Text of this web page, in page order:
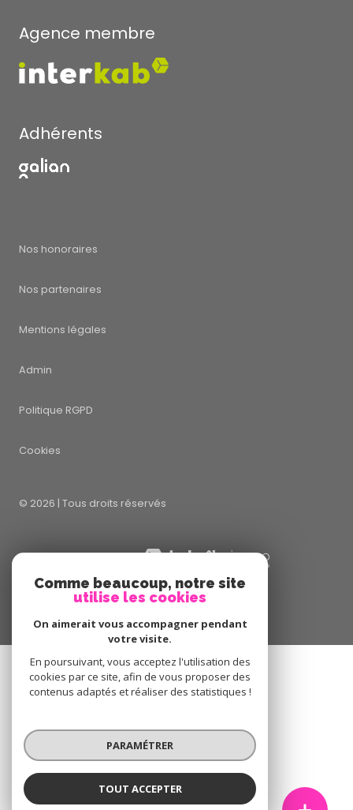
AMJ IMMO
09 50 29 42 44
contact@amj-immo34.com
34130 Carnon
Adhérents
Nos honoraires
Mentions légales
Politique RGPD
Cookies
© 2026 | Tous droits réservés
Réalisé par
Comme beaucoup, notre site
utilise les cookies
On aimerait vous accompagner pendant
votre visite.
En poursuivant, vous acceptez l'utilisation des
cookies par ce site, afin de vous proposer des
contenus adaptés et réaliser des statistiques !
PARAMÉTRER
TOUT ACCEPTER